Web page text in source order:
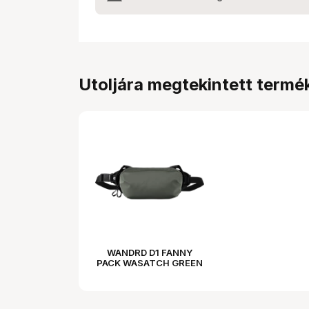
Utoljára megtekintett
WANDRD D1 FANNY
PACK WASATCH GREEN